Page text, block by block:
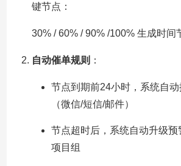
键节点：
30% / 60% / 90% /100% 生成时间
自动催单规则 ：
节点到期前24小时，系统自
（微信/短信/邮件）
节点超时后，系统自动升级预
项目组